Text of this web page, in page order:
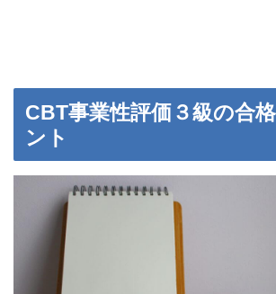
CBT事業性評価３級の合
ント